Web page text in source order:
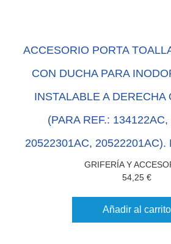
ACCESORIO PORTA
CON DUCHA PARA
INSTALABLE A DERECHA
(PARA REF.:
20522301AC, 20522201AC).
GRIFERÍA Y
54,25 €
Añadir al carrito